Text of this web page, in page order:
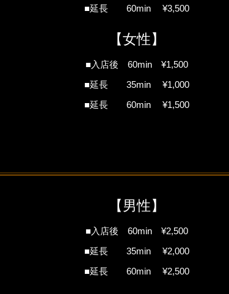
■延長 60min ¥3,500
【女性】
■入店後 60min ¥1,500
■延長 35min ¥1,000
■延長 60min ¥1,500
【男性】
■入店後 60min ¥2,500
■延長 35min ¥2,000
■延長 60min ¥2,500